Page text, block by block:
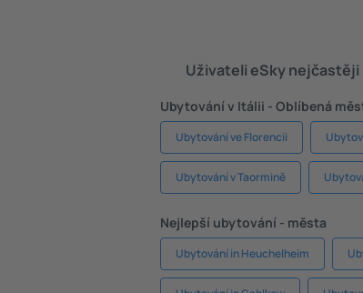
Uživateli eSky
Ubytování v Itálii - Oblíbená
Ubytování ve Florencii
Ubytování v Taormině
Nejlepší ubytování - města
Ubytování in Heuchelheim